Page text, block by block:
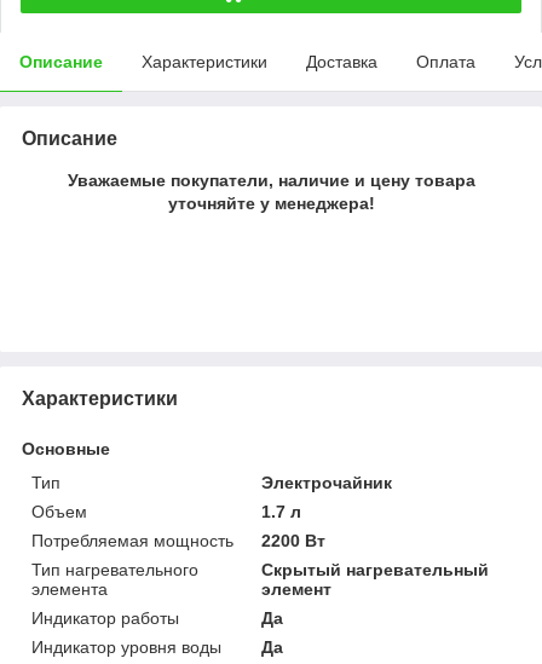
Описание Характеристики Доставка Оплата
Описание
Уважаемые покупатели, наличие и цену товара
уточняйте у менеджера!
Характеристики
Основные
Тип
Электрочайник
Объем
1.7 л
Потребляемая мощность
2200 Вт
Тип нагревательного
элемента
Скрытый нагревательный
элемент
Индикатор работы
Да
Индикатор уровня воды
Да